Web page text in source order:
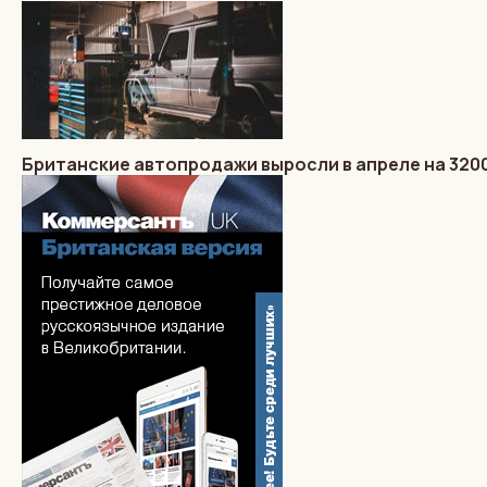
Британские автопродажи выросли в апреле на